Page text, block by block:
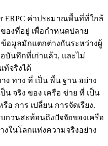
ERPC ค่าประมาณพื้นที่ที่ใกล้
องที่อยู่ เพื่อกําหนดปลาย
อมูลมักแตกต่างกันระหว่างผู้
บันทึกที่เก่าแล้ว, และไม่
ท้จริงได้
ง ทาง ที่ เป็น พื้น ฐาน อย่าง
น จริง ของ เครือ ข่าย ที่ เป็น
อ การ เปลี่ยน การจัดเรียง.
กวนสะท้อนถึงปัจจัยของเครือ
งในโลกแห่งความจริงอย่าง